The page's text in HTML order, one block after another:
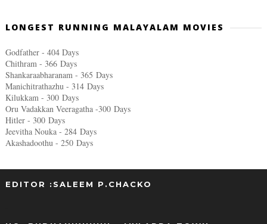
LONGEST RUNNING MALAYALAM MOVIES
Godfather - 404 Days
Chithram - 366 Days
Shankaraabharanam - 365 Days
Manichitrathazhu - 314 Days
Kilukkam - 300 Days
Oru Vadakkan Veeragatha -300 Days
Hitler - 300 Days
Jeevitha Nouka - 284 Days
Akashadoothu - 250 Days
EDITOR :SALEEM P.CHACKO